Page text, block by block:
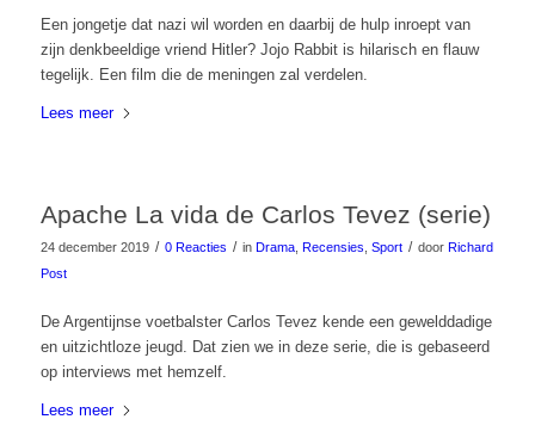
Een jongetje dat nazi wil worden en daarbij de hulp inroept van
zijn denkbeeldige vriend Hitler? Jojo Rabbit is hilarisch en flauw
tegelijk. Een film die de meningen zal verdelen.
Lees meer
Apache La vida de Carlos Tevez (serie)
24 december 2019 / 0 Reacties / in Drama, Recensies Sport / door Richard
Post
De Argentijnse voetbalster Carlos Tevez kende een gewelddadige
en uitzichtloze jeugd. Dat zien we in deze serie, die is gebaseerd
op interviews met hemzelf.
Lees meer